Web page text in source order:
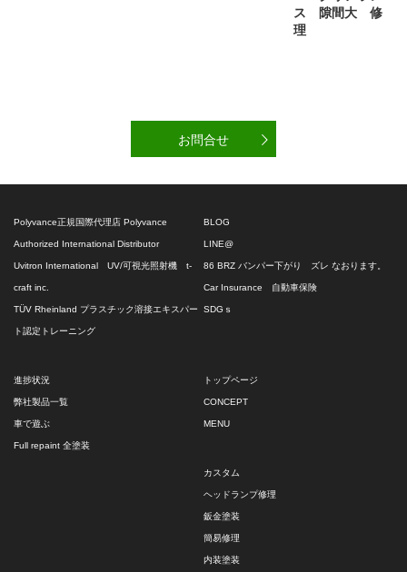
ス 隙間大 修
理
お問合せ
Polyvance正規国際代理店 Polyvance
Authorized International Distributor
Uvitron International UV/可視光照射機 t-
craft inc.
TÜV Rheinland プラスチック溶接エキスパー
ト認定トレーニング
BLOG
LINE@
86 BRZ バンパー下がり ズレ なおります。
Car Insurance 自動車保険
SDGｓ
進捗状況
弊社製品一覧
車で遊ぶ
Full repaint 全塗装
トップページ
CONCEPT
MENU
カスタム
ヘッドランプ修理
鈑金塗装
簡易修理
内装塗装